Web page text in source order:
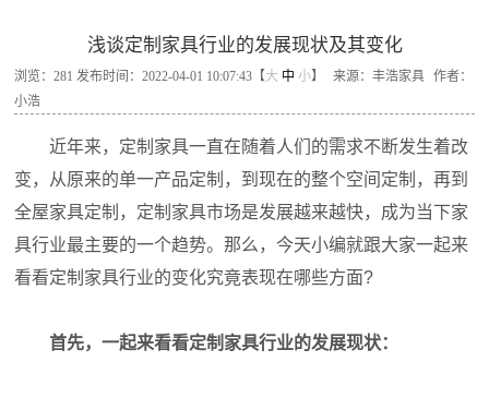
浅谈定制家具行业的发展现状及其变化
浏览：281 发布时间：2022-04-01 10:07:43【大 中 小】 来源：丰浩家具
作者：
小浩
近年来，定制家具一直在随着人们的需求不断发生着改
变，从原来的单一产品定制，到现在的整个空间定制，再到
全屋家具定制，定制家具市场是发展越来越快，成为当下家
具行业最主要的一个趋势。那么，今天小编就跟大家一起来
看看定制家具行业的变化究竟表现在哪些方面?
首先，一起来看看定制家具行业的发展现状：